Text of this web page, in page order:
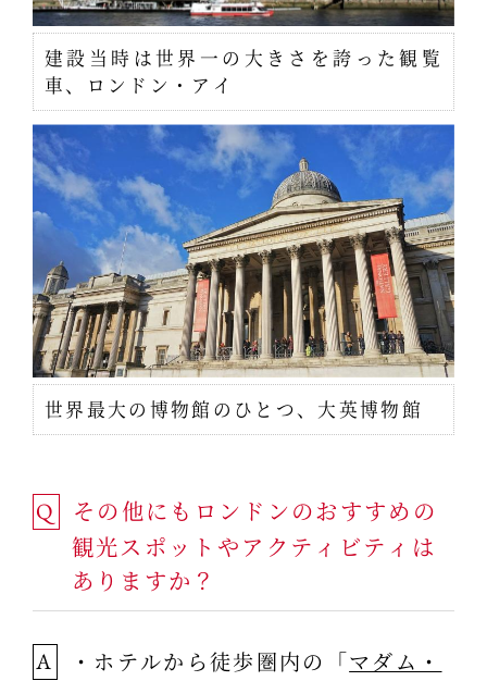
建設当時は世界一の大きさを誇った観覧
車、ロンドン・アイ
世界最大の博物館のひとつ、大英博物館
Q
その他にもロンドンのおすすめの
観光スポットやアクティビティは
ありますか？
A ・ホテルから徒歩圏内の「マダム・